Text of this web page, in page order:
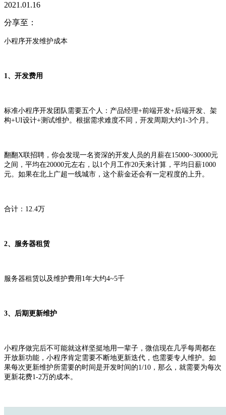
2021.01.16
分享至：
小程序开发维护成本
1、开发费用
标准小程序开发团队需要五个人：产品经理+前端开发+后端开发、架
构+UI设计+测试维护。根据需求难度不同，开发周期大约1-3个月。
翻翻X联招聘，你会发现一名资深的开发人员的月薪在15000~30000元
之间，平均在20000元左右，以1个月工作20天来计算，平均日薪1000
元。如果在北上广超一线城市，这个薪金还会有一定程度的上升。
合计：12.4万
2、服务器租赁
服务器租赁以及维护费用1年大约4~5千
3、后期更新维护
小程序做完后不可能就这样坚挺地用一辈子，微信现在几乎每周都在
开放新功能，小程序肯定需要不断地更新迭代，也需要专人维护。如
果每次更新维护所需要的时间是开发时间的1/10，那么，就需要为每次
更新花费1-2万的成本。